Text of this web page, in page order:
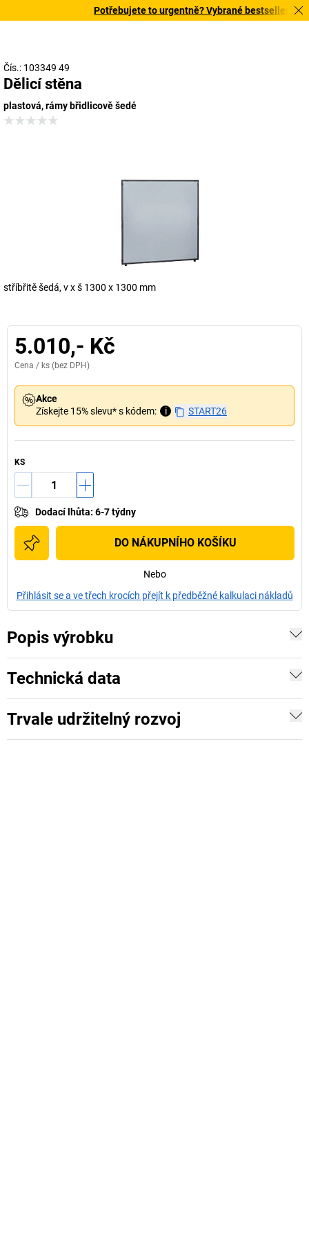
Potřebujete to urgentně? Vybrané bestsellery
Čís.: 103349 49
Dělicí stěna
plastová, rámy břidlicově šedé
stříbřitě šedá, v x š 1300 x 1300 mm
5.010,- Kč
Cena / ks (bez DPH)
Akce
Získejte 15% slevu* s kódem:
i START26
KS
Dodací lhůta: 6-7 týdny
DO NÁKUPNÍHO KOŠÍKU
Nebo
Přihlásit se a ve třech krocích přejít k předběžné kalkulaci nákladů
Popis výrobku
Technická data
Trvale udržitelný rozvoj